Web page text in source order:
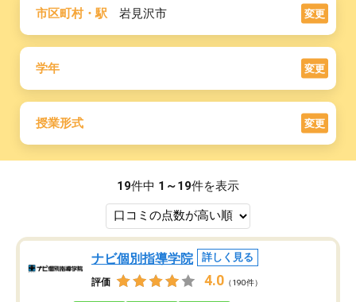
市区町村・駅 岩見沢市 変更
学年 変更
授業形式 変更
19件中 1～19件を表示
ナビ個別指導学院 詳しく見る
評価 4.0 （190件）